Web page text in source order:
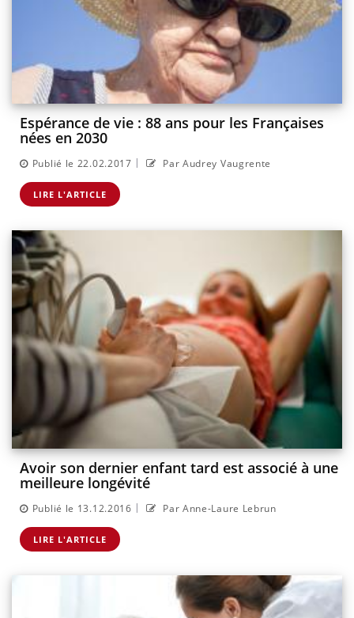
Espérance de vie : 88 ans pour les Françaises
nées en 2030
Publié le 22.02.2017 | Par Audrey Vaugrente
LIRE L'ARTICLE
Avoir son dernier enfant tard est associé à une
meilleure longévité
Publié le 13.12.2016 | Par Anne-Laure Lebrun
LIRE L'ARTICLE